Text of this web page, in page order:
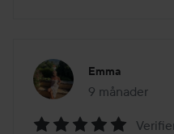
Emma
9 månader
Inlägget